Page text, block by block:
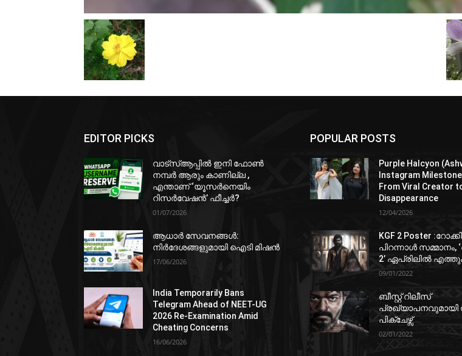
EDITOR PICKS
വാട്‌സ്ആപ്പിൽ ഇനി ഫോൺ
നമ്പർ ആരും കാണില്ല ,
എന്താണ് ‘യൂസർനെയിം
റിസർവേഷൻ’ ഫീച്ചർ?
01/07/2026
ആധാർ സേവനങ്ങൾ:
നിർദേശങ്ങളുമായി ഐടി മിഷൻ
17/06/2026
India Temporarily Bans
Telegram Ahead of NEET-UG
2026 Re-Examination Amid
Cheating Concerns
16/06/2026
POPULAR POSTS
Purple Halcyon
Instagram
From Viral Creator
Disappearance
12/04/2026
KGF 2 Poster
പിറന്നാൾ
2’ ഏപ്രിലിൽ
09/01/2022
ബീസ്റ്റ് റിലീസ്
പിക്ചേഴ്സ്
02/01/2022